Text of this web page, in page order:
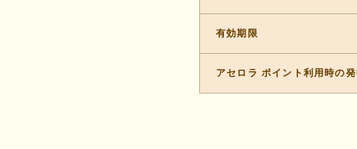
有効期限
アセロラ ポイント利用時の